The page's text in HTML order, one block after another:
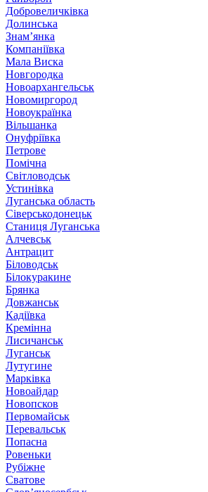
Добровеличківка
Долинська
Знам’янка
Компаніївка
Мала Виска
Новгородка
Новоархангельськ
Новомиргород
Новоукраїнка
Вільшанка
Онуфріївка
Петрове
Помічна
Світловодськ
Устинівка
Луганська область
Сіверськодонецьк
Станиця Луганська
Алчевськ
Антрацит
Біловодськ
Білокуракине
Брянка
Довжанськ
Кадіївка
Кремінна
Лисичанськ
Луганськ
Лутугине
Марківка
Новоайдар
Новопсков
Первомайськ
Перевальськ
Попасна
Ровеньки
Рубіжне
Сватове